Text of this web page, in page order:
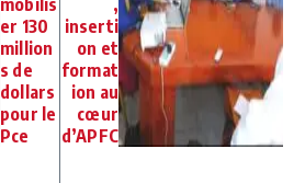
mobilis
er 130
million
s de
dollars
pour le
Pce
,
inserti
on et
format
ion au
cœur
d’APFC